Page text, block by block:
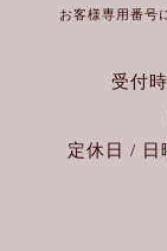
お客様専用番号
受付
定休日 / 日